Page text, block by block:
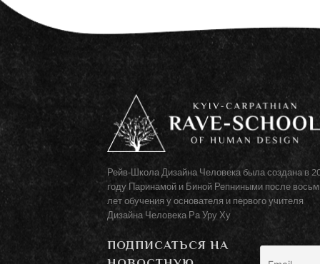
Рейв-Школа Дизайна Человека была создана в
году Паринамой и Биной Репниными после
лет обучения у основателя и первого учителя
Дизайна Человека Ра Уру Ху
ПОДПИСАТЬСЯ НА